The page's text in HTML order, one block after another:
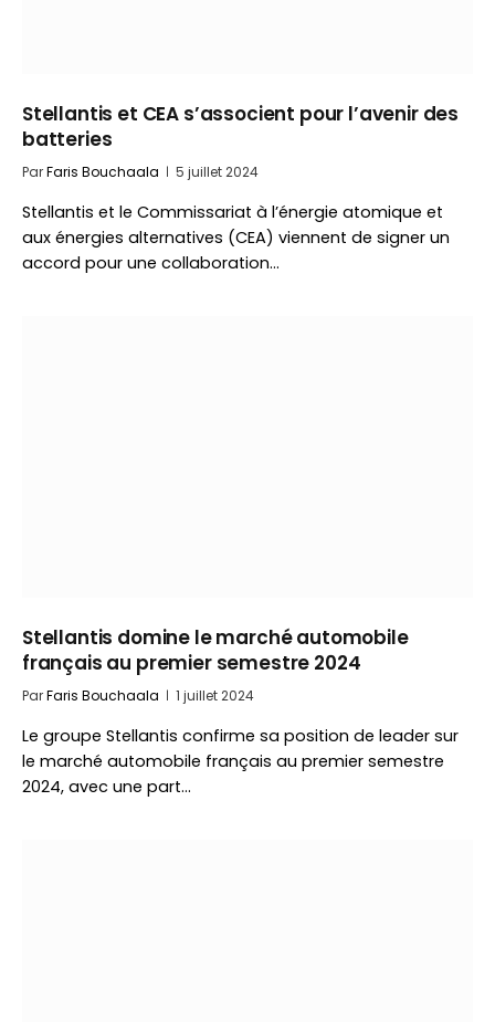
Stellantis et CEA s’associent pour l’avenir des
batteries
ParFaris Bouchaala 5 juillet 2024
Stellantis et le Commissariat à l’énergie atomique et
aux énergies alternatives (CEA) viennent de signer un
accord pour une collaboration…
Stellantis domine le marché automobile
français au premier semestre 2024
ParFaris Bouchaala 1 juillet 2024
Le groupe Stellantis confirme sa position de leader sur
le marché automobile français au premier semestre
2024, avec une part…